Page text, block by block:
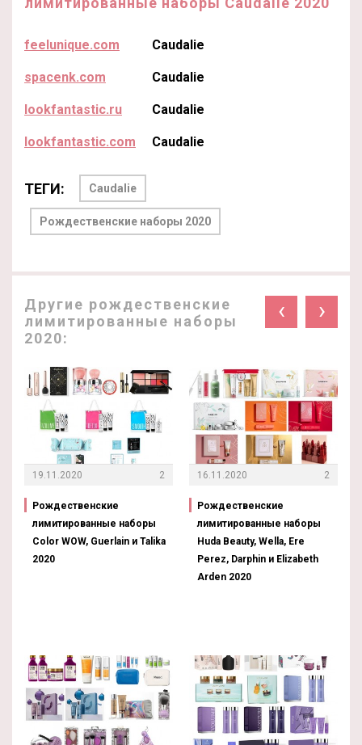
feelunique.com Caudalie
spacenk.com Caudalie
lookfantastic.ru Caudalie
lookfantastic.com Caudalie
ТЕГИ: Caudalie
Рождественские наборы 2020
Другие рождественские
лимитированные наборы
2020:
‹ ›
19.11.2020 2
Рождественские
лимитированные наборы
Color WOW, Guerlain и Talika
2020
16.11.2020 2
Рождественские
лимитированные наборы
Huda Beauty, Wella, Ere
Perez, Darphin и Elizabeth
Arden 2020